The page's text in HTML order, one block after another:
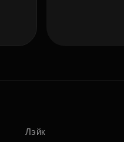
Лэйк